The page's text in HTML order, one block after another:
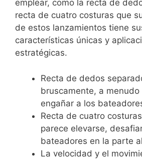
emplear, como la recta de
recta de cuatro costuras que
de estos lanzamientos tiene
características únicas y
estratégicas.
Recta de dedos
bruscamente, a
engañar a los
Recta de cuatro
parece elevarse,
bateadores en la parte
La velocidad y el